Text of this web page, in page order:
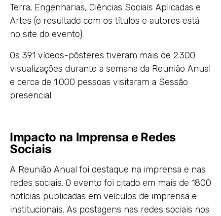
Terra, Engenharias, Ciências Sociais Aplicadas e
Artes (o resultado com os títulos e autores está
no site do evento).
Os 391 vídeos-pôsteres tiveram mais de 2.300
visualizações durante a semana da Reunião Anual
e cerca de 1.000 pessoas visitaram a Sessão
presencial.
Impacto na Imprensa e Redes
Sociais
A Reunião Anual foi destaque na imprensa e nas
redes sociais. O evento foi citado em mais de 1800
notícias publicadas em veículos de imprensa e
institucionais. As postagens nas redes sociais nos